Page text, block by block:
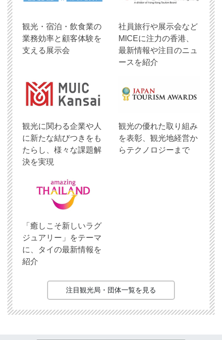
観光・宿泊・飲食業の
業務効率と顧客体験を
支える展示会
社員旅行や展示会など
MICEに注力の香港、
最新情報や注目のニュ
ースを紹介
観光に関わる企業や人
に新たな結びつきをも
たらし、様々な課題解
決を実現
観光の優れた取り組み
を表彰、観光地経営か
らテクノロジーまで
「癒しこそ新しいラグ
ジュアリー」をテーマ
に、タイの最新情報を
紹介
注目観光局・団体一覧を見る